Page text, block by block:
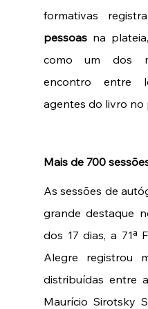
formativas
pessoas na
como um dos
encontro entre
agentes do livro no
Mais de 700
As sessões de
grande destaque
dos 17 dias, a 71ª
Alegre registrou
distribuídas entre
Maurício Sirotsky